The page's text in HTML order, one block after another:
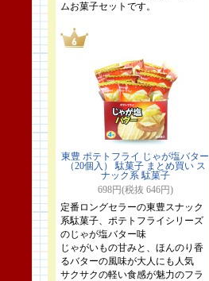
ムお菓子セットです。
東豊 ポテトフライ じゃが塩バター
（20個入） 駄菓子 まとめ買い ス
ナック系 駄菓子
698円(税抜 646円)
定番ロングセラーの東豊スナック
系駄菓子、ポテトフライシリーズ
のじゃが塩バター味
じゃがいもの甘みと、ほんのり香
るバターの風味が大人にも人気
サクサクの軽い食感が魅力のフラ